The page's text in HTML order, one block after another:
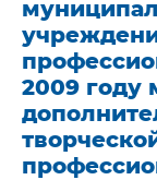
2009 году